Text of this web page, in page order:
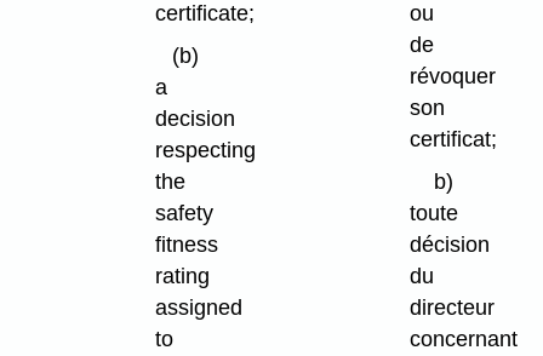
certificate;
(b)
a
decision
respecting
the
safety
fitness
rating
assigned
to
ou
de
révoquer
son
certificat;
b)
toute
décision
du
directeur
concernant